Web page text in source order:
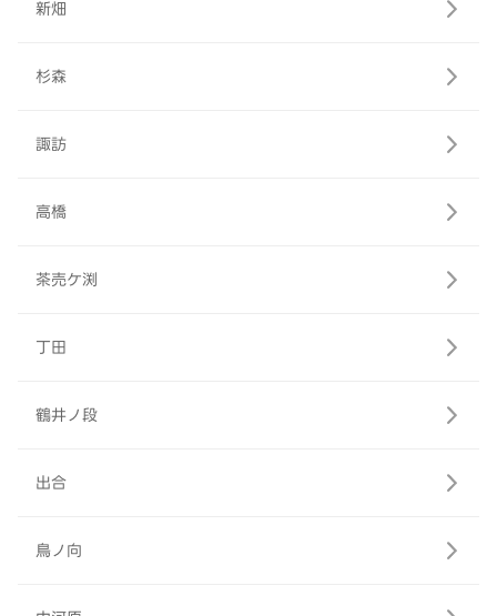
新畑
杉森
諏訪
高橋
茶売ケ渕
丁田
鶴井ノ段
出合
鳥ノ向